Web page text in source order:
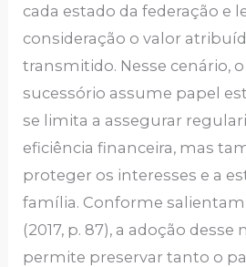
cada estado da federação e
consideração o valor
transmitido. Nesse cenário,
sucessório assume papel
se limita a assegurar
eficiência financeira, mas
proteger os interesses e a
família. Conforme salientam
(2017, p. 87), a adoção
permite preservar tanto o